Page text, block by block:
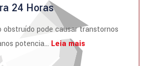
24 Horas
obstruído pode causar transtornos
potencia... Leia mais